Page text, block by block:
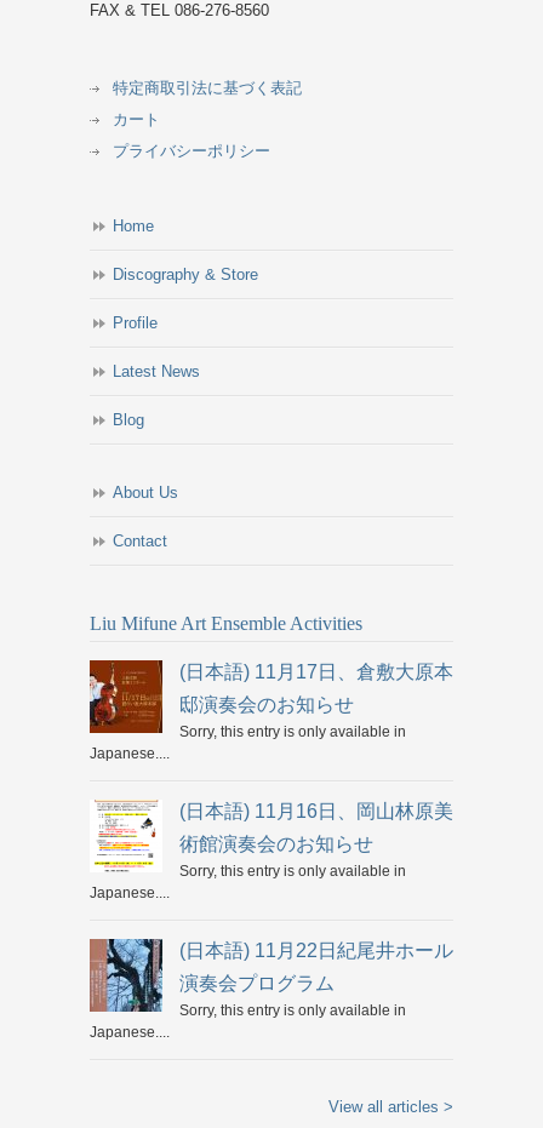
FAX & TEL 086-276-8560
特定商取引法に基づく表記
カート
プライバシーポリシー
Home
Discography & Store
Profile
Latest News
Blog
About Us
Contact
Liu Mifune Art Ensemble Activities
(日本語) 11月17日、倉敷大原本
邸演奏会のお知らせ
Sorry, this entry is only available in
Japanese....
(日本語) 11月16日、岡山林原美
術館演奏会のお知らせ
Sorry, this entry is only available in
Japanese....
(日本語) 11月22日紀尾井ホール
演奏会プログラム
Sorry, this entry is only available in
Japanese....
View all articles >